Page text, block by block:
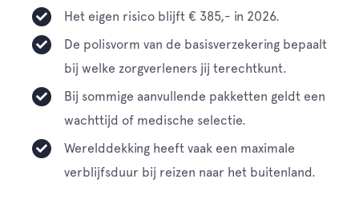
Het eigen risico blijft € 385,- in 2026.
De polisvorm van de basisverzekering bepaalt
bij welke zorgverleners jij terechtkunt.
Bij sommige aanvullende pakketten geldt een
wachttijd of medische selectie.
Werelddekking heeft vaak een maximale
verblijfsduur bij reizen naar het buitenland.